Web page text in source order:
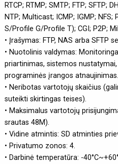
RTCP; RTMP; SMTP; FTP; SFTP;
NTP; Multicast; ICMP; IGMP; NFS;
S/Profile G/Profile T); CGI; P2P;
• Įrašymas: FTP, NAS arba SFTP
• Nuotolinis valdymas:
priartinimas, sistemos
programinės įrangos atnaujinimas.
• Neribotas vartotojų skaičius
suteikti skirtingas teises).
• Maksimalus vartotojų
srautas 48M).
• Vidine atmintis: SD atminties
• Privatumo zonos: 4.
• Darbinė temperatūra: -